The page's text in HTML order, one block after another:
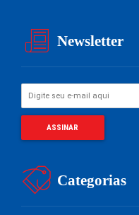
Newsletter
Categorias